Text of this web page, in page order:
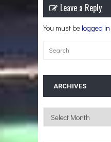
Leave a Reply
You must be logged in
ARCHIVES
Archives